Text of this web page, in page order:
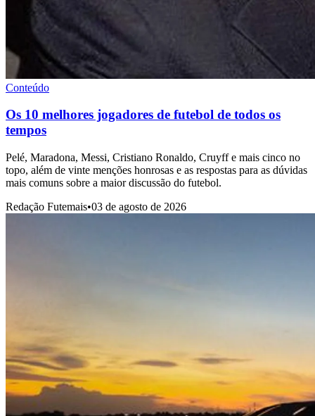
Conteúdo
Os 10 melhores jogadores de futebol de todos os
tempos
Pelé, Maradona, Messi, Cristiano Ronaldo, Cruyff e mais cinco no
topo, além de vinte menções honrosas e as respostas para as dúvidas
mais comuns sobre a maior discussão do futebol.
Redação Futemais•03 de agosto de 2026